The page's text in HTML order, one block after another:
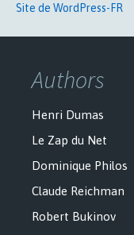
Site de WordPress-FR
Authors
Henri Dumas
Le Zap du Net
Dominique Philos
Claude Reichman
Robert Bukinov